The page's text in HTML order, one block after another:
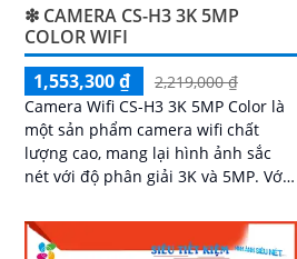
❇ CAMERA CS-H3 3K 5MP
COLOR WIFI
1,553,300 ₫
2,219,000 ₫
Camera Wifi CS-H3 3K 5MP Color là
một sản phẩm camera wifi chất
lượng cao, mang lại hình ảnh sắc
nét với độ phân giải 3K và 5MP. Với
dùng có thể dễ dàng giám sát từ xa
qua điện thoại di động